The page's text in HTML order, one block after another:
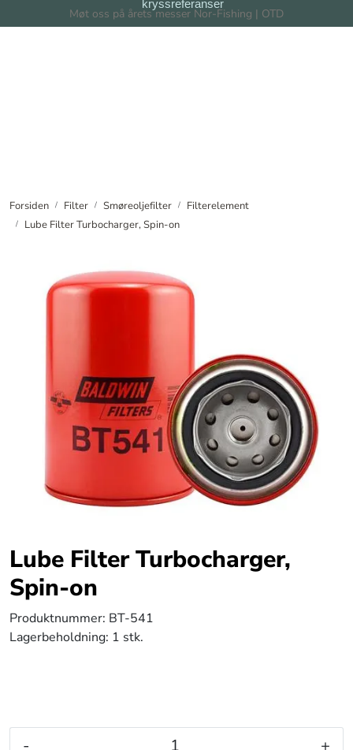
Skip to main contentMøt oss på årets messer Nor-Fishing | OTD
kryssreferanser
Forsiden Filter Smøreoljefilter
Filterelement
Lube Filter Turbocharger, Spin-on
Lube Filter Turbocharger,
Spin-on
Produktnummer: BT-541
Lagerbeholdning: 1 stk.
- +